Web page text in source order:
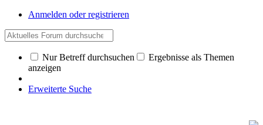
Anmelden oder registrieren
Nur Betreff durchsuchen
Ergebnisse als Themen
anzeigen
Erweiterte Suche